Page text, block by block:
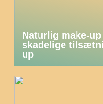
Naturlig make-
skadelige
up